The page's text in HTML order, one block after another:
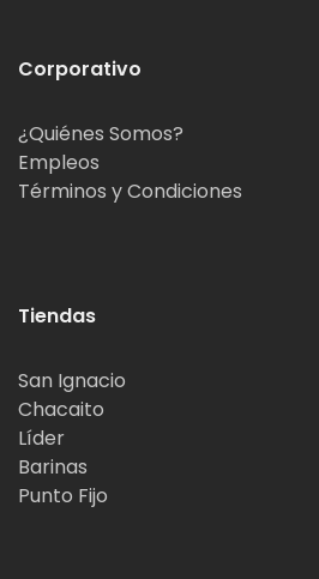
Corporativo
¿Quiénes Somos?
Empleos
Términos y Condiciones
Tiendas
San Ignacio
Chacaito
Líder
Barinas
Punto Fijo